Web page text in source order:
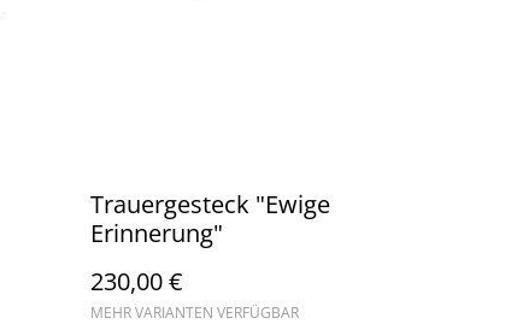
Trauergesteck "Ewige
Erinnerung"
230,00 €
MEHR VARIANTEN VERFÜGBAR